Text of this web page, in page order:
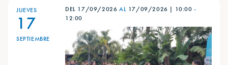
JUEVES
17
SEPTIEMBRE
DEL 17/09/2026 AL 17/09/2026 | 10:00 -
12:00